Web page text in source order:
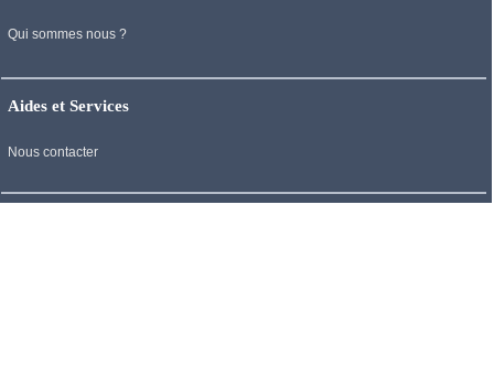
Qui sommes nous ?
Aides et Services
Nous contacter